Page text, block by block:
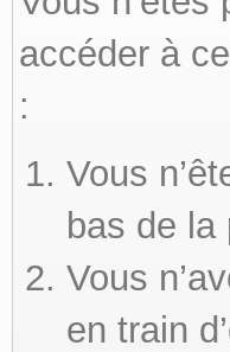
accéder à
:
Vous
bas de la
Vous
en train